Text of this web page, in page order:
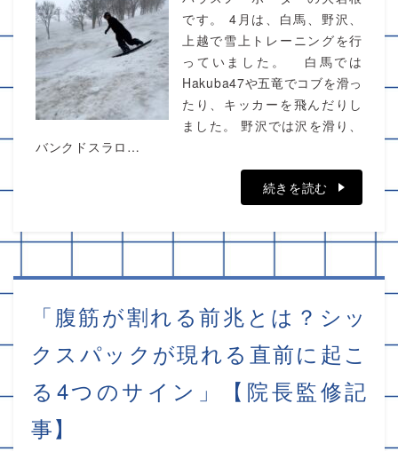
です。 4月は、白馬、野沢、
上越で雪上トレーニングを行
っていました。 白馬では
Hakuba47や五竜でコブを滑っ
たり、キッカーを飛んだりし
ました。 野沢では沢を滑り、
バンクドスラロ…
続きを読む
「腹筋が割れる前兆とは？シッ
クスパックが現れる直前に起こ
る4つのサイン」【院長監修記
事】